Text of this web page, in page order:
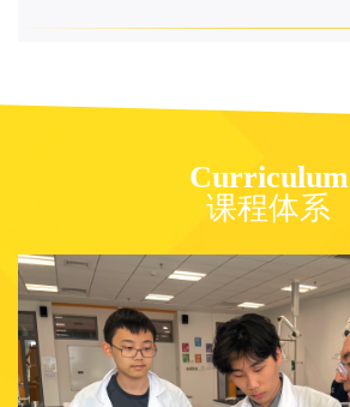
Curriculum
课程体系